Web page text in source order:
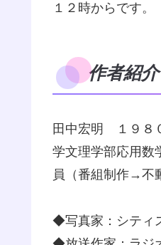
１２時からです。
作者紹介
田中宏明 １９８
学文理学部応用数
員（番組制作→不
◆写真家：シティ